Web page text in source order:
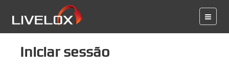
Iniciar sessão